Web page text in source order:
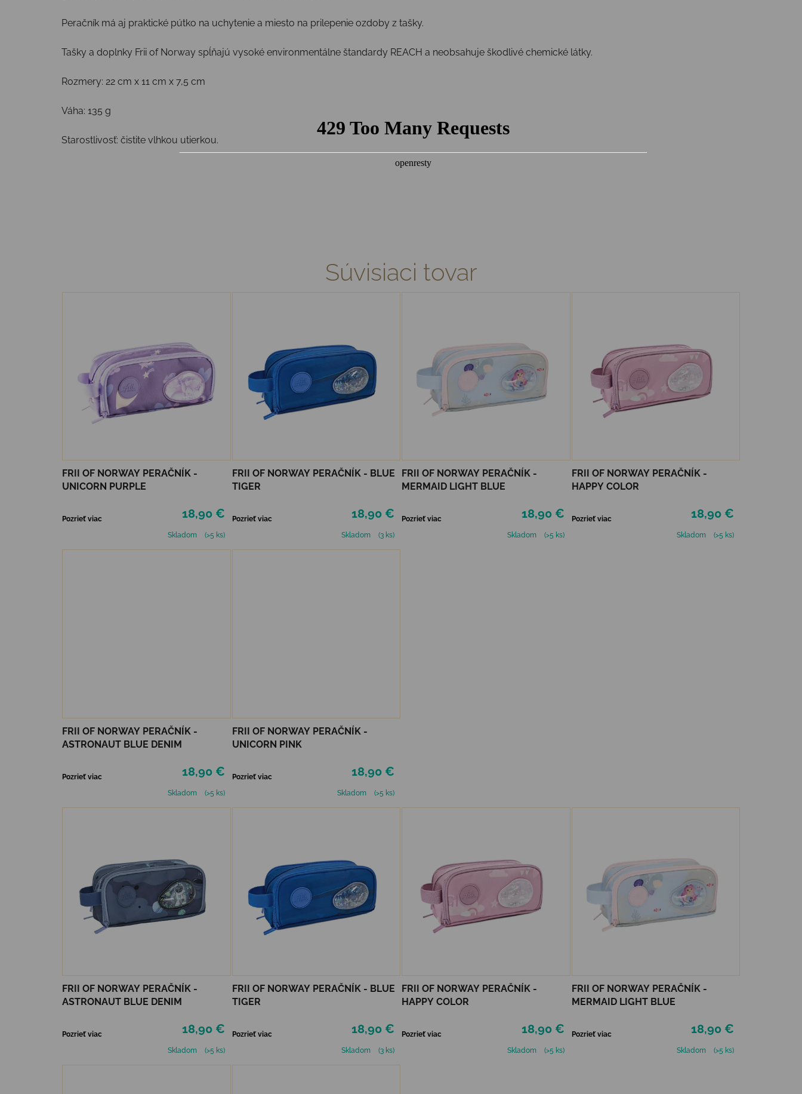
Peračník má aj praktické pútko na uchytenie a miesto na prilepenie ozdoby z tašky.
Tašky a doplnky Frii of Norway spĺňajú vysoké environmentálne štandardy REACH a neobsahuje škodlivé chemické látky.
Rozmery: 22 cm x 11 cm x 7,5 cm
Váha: 135 g
Starostlivosť: čistite vlhkou utierkou.
Súvisiaci tovar
FRII OF NORWAY PERAČNÍK -
UNICORN PURPLE
18,90 €
Pozrieť viac
Skladom
(>5 ks)
FRII OF NORWAY PERAČNÍK - BLUE
TIGER
18,90 €
Pozrieť viac
Skladom
(3 ks)
FRII OF NORWAY PERAČNÍK -
MERMAID LIGHT BLUE
18,90 €
Pozrieť viac
Skladom
(>5 ks)
FRII OF NORWAY PERAČNÍK -
HAPPY COLOR
18,90 €
Pozrieť viac
Skladom
(>5 ks)
FRII OF NORWAY PERAČNÍK -
ASTRONAUT BLUE DENIM
18,90 €
Pozrieť viac
Skladom
(>5 ks)
FRII OF NORWAY PERAČNÍK -
UNICORN PINK
18,90 €
Pozrieť viac
Skladom
(>5 ks)
FRII OF NORWAY PERAČNÍK -
ASTRONAUT BLUE DENIM
18,90 €
Pozrieť viac
Skladom
(>5 ks)
FRII OF NORWAY PERAČNÍK - BLUE
TIGER
18,90 €
Pozrieť viac
Skladom
(3 ks)
FRII OF NORWAY PERAČNÍK -
HAPPY COLOR
18,90 €
Pozrieť viac
Skladom
(>5 ks)
FRII OF NORWAY PERAČNÍK -
MERMAID LIGHT BLUE
18,90 €
Pozrieť viac
Skladom
(>5 ks)